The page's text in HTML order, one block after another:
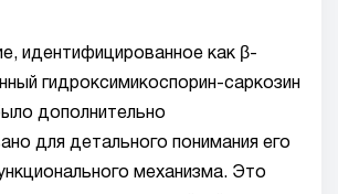
идентифицированное как β-
гидроксимикоспорин-саркозин
дополнительно
для детального понимания его
механизма. Это